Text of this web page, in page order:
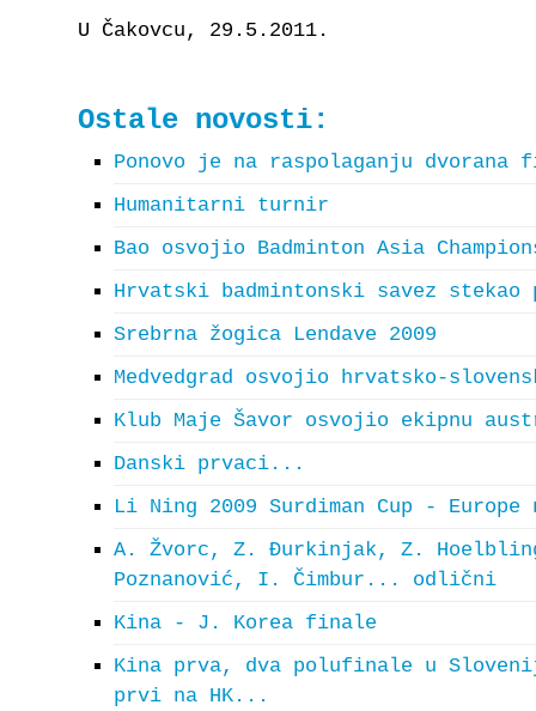
U Čakovcu,
Ostale novosti:
Ponovo je na raspolaganju dvorana
Humanitarni turnir
Bao osvojio Badminton Asia
Hrvatski badmintonski savez stekao
Srebrna žogica Lendave 2009
Medvedgrad osvojio hrvatsko-
Klub Maje Šavor osvojio ekipnu
Danski prvaci...
Li Ning 2009 Surdiman Cup -
A. Žvorc, Z. Đurkinjak, Z.
Poznanović, I. Čimbur... odlični
Kina - J. Korea finale
Kina prva, dva polufinale u
prvi na HK...